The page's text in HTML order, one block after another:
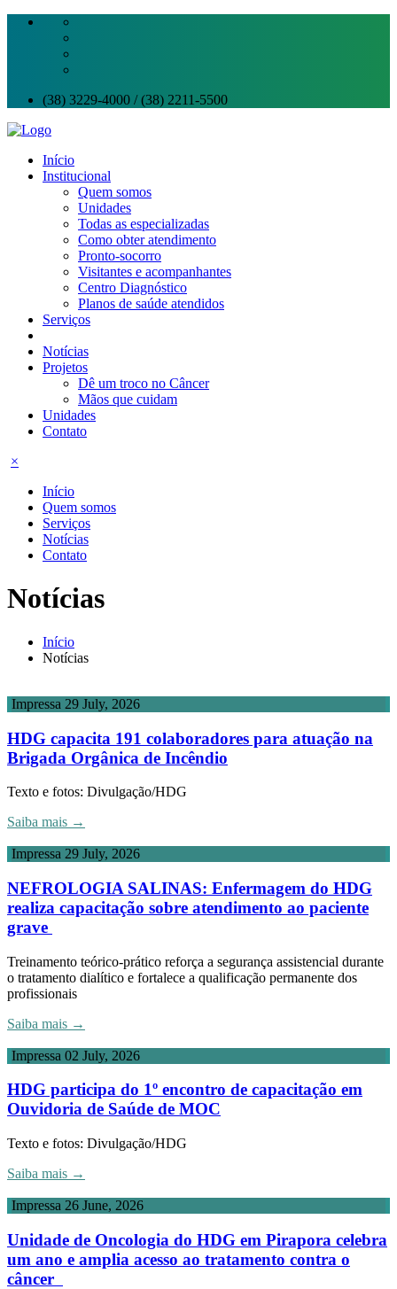
(38) 3229-4000 / (38) 2211-5500
Início
Institucional
Quem somos
Unidades
Todas as especializadas
Como obter atendimento
Pronto-socorro
Visitantes e acompanhantes
Centro Diagnóstico
Planos de saúde atendidos
Serviços
Notícias
Projetos
Dê um troco no Câncer
Mãos que cuidam
Unidades
Contato
×
Início
Quem somos
Serviços
Notícias
Contato
Notícias
Início
Notícias
Impressa 29 July, 2026
HDG capacita 191 colaboradores para atuação na
Brigada Orgânica de Incêndio
Texto e fotos: Divulgação/HDG
Saiba mais →
Impressa 29 July, 2026
NEFROLOGIA SALINAS: Enfermagem do HDG
realiza capacitação sobre atendimento ao paciente
grave
Treinamento teórico-prático reforça a segurança assistencial durante
o tratamento dialítico e fortalece a qualificação permanente dos
profissionais
Saiba mais →
Impressa 02 July, 2026
HDG participa do 1º encontro de capacitação em
Ouvidoria de Saúde de MOC
Texto e fotos: Divulgação/HDG
Saiba mais →
Impressa 26 June, 2026
Unidade de Oncologia do HDG em Pirapora celebra
um ano e amplia acesso ao tratamento contra o
câncer